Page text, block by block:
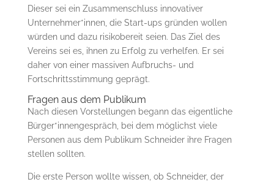
Dieser sei ein Zusammenschluss innovativer
Unternehmer*innen, die Start-ups gründen wollen
würden und dazu risikobereit seien. Das Ziel des
Vereins sei es, ihnen zu Erfolg zu verhelfen. Er sei
daher von einer massiven Aufbruchs- und
Fortschrittsstimmung geprägt.
Fragen aus dem Publikum
Nach diesen Vorstellungen begann das eigentliche
Bürger*innengespräch, bei dem möglichst viele
Personen aus dem Publikum Schneider ihre Fragen
stellen sollten.
Die erste Person wollte wissen, ob Schneider, der